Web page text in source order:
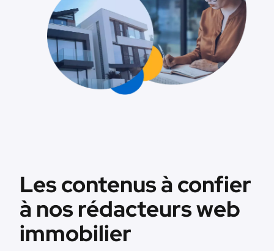
Les contenus à confier
à nos rédacteurs web
immobilier